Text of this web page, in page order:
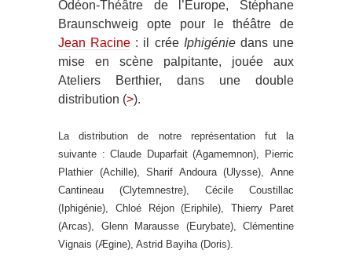
Odéon-Théâtre de l’Europe, Stéphane
Braunschweig opte pour le théâtre de
Jean Racine : il crée Iphigéniedans une
mise en scène palpitante, jouée aux
Ateliers Berthier, dans une double
distribution (>).
La distribution de notre représentation fut la
suivante : Claude Duparfait (Agamemnon), Pierric
Plathier (Achille), Sharif Andoura (Ulysse), Anne
Cantineau (Clytemnestre), Cécile Coustillac
(Iphigénie), Chloé Réjon (Eriphile), Thierry Paret
(Arcas), Glenn Marausse (Eurybate), Clémentine
Vignais (Ægine), Astrid Bayiha (Doris).